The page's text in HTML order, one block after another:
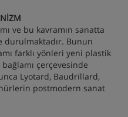
ve bu kavramın sanatta
durulmaktadır. Bunun
farklı yönleri yeni plastik
çerçevesinde
Lyotard, Baudrillard,
postmodern sanat